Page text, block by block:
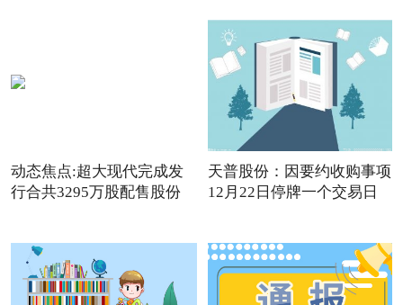
动态焦点:超大现代完成发
行合共3295万股配售股份
天普股份：因要约收购事项
12月22日停牌一个交易日